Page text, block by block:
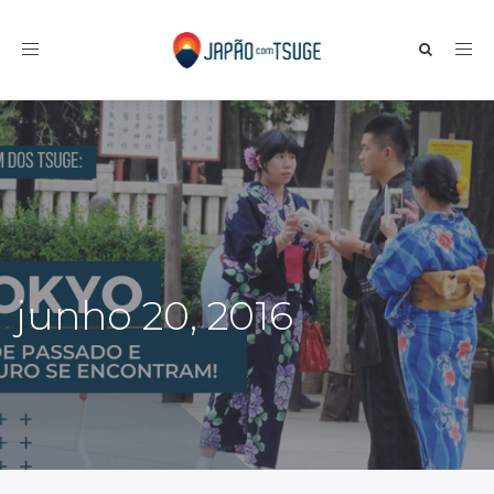
Toggle navigation
junho 20, 2016